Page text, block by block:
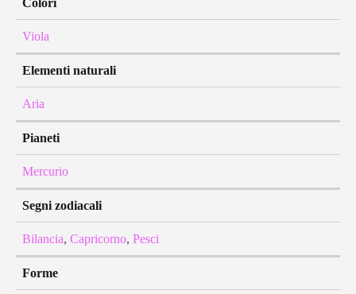
Colori
Viola
Elementi naturali
Aria
Pianeti
Mercurio
Segni zodiacali
Bilancia, Capricorno, Pesci
Forme